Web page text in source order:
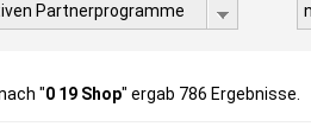
Partnerprogramme
"0 19 Shop" ergab 786 Ergebnisse.